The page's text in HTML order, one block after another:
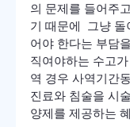
의 문제를 들어주
기 때문에  그냥
어야 한다는 부담
직여야하는 수고
역 경우 사역기간
진료와 침술을 시
양제를 제공하는